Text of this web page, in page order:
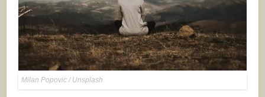
Milan Popovic / Unsplash